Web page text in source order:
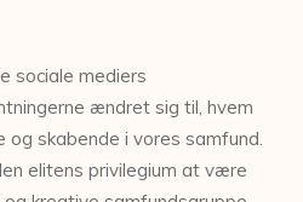
sociale mediers
ændret sig til, hvem
skabende i vores samfund.
elitens privilegium at være